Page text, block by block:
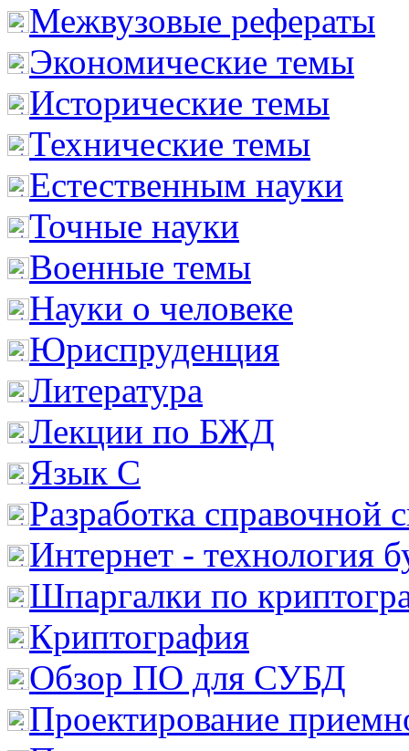
Межвузовые рефераты
Экономические темы
Исторические темы
Технические темы
Естественным науки
Точные науки
Военные темы
Науки о человеке
Юриспруденция
Литература
Лекции по БЖД
Язык С
Разработка справочной
Интернет - технология
Шпаргалки по
Криптография
Обзор ПО для СУБД
Проектирование